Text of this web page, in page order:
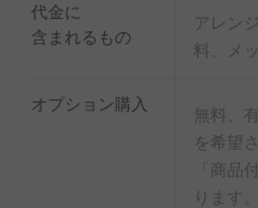
代金に
含まれるもの
アレン
料、メ
オプション購入
無料、
を希望
「商品
ります。